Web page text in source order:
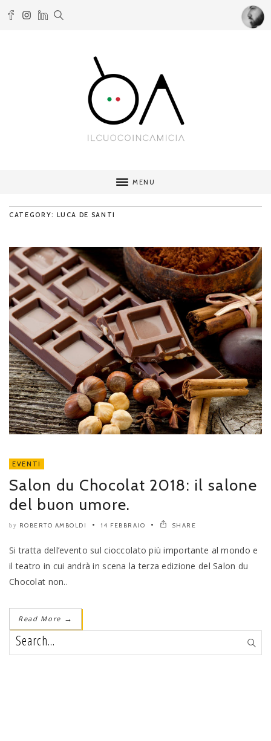
MENU
CATEGORY: LUCA DE SANTI
EVENTI
Salon du Chocolat 2018: il salone
del buon umore.
by ROBERTO AMBOLDI 14 FEBBRAIO SHARE
Si tratta dell’evento sul cioccolato più importante al mondo e
il teatro in cui andrà in scena la terza edizione del Salon du
Chocolat non..
Read More →